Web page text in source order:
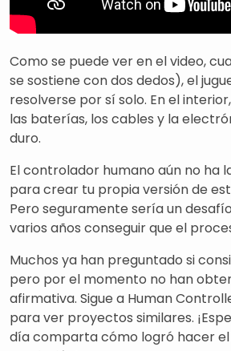
Como se puede ver en el video,
se sostiene con dos dedos), el
resolverse por sí solo. En el
las baterías, los cables y la
duro.
El controlador humano aún no ha
para crear tu propia versión de
Pero seguramente sería un
varios años conseguir que el
Muchos ya han preguntado si
pero por el momento no han
afirmativa. Sigue a Human
para ver proyectos similares.
día comparta cómo logró hacer